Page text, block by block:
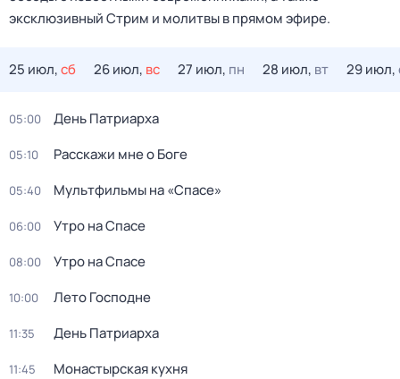
эксклюзивный Стрим и молитвы в прямом эфире.
25 июл,сб 26 июл, вс 27 июл, пн 28 июл, вт 29 июл,
05:00 День Патриарха
05:10 Расскажи мне о Боге
05:40 Мультфильмы на «Спасе»
06:00 Утро на Спасе
08:00 Утро на Спасе
10:00 Лето Господне
11:35 День Патриарха
11:45 Монастырская кухня